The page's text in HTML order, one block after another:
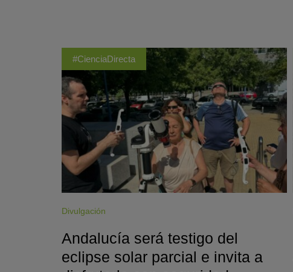
#CienciaDirecta
Divulgación
Andalucía será testigo del
eclipse solar parcial e invita a